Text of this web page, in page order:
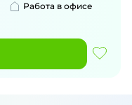
Работа в офисе